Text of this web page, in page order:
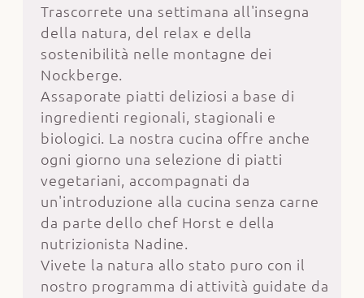
Trascorrete una settimana all'insegna
della natura, del relax e della
sostenibilità nelle montagne dei
Nockberge.
Assaporate piatti deliziosi a base di
ingredienti regionali, stagionali e
biologici. La nostra cucina offre anche
ogni giorno una selezione di piatti
vegetariani, accompagnati da
un'introduzione alla cucina senza carne
da parte dello chef Horst e della
nutrizionista Nadine.
Vivete la natura allo stato puro con il
nostro programma di attività guidate da